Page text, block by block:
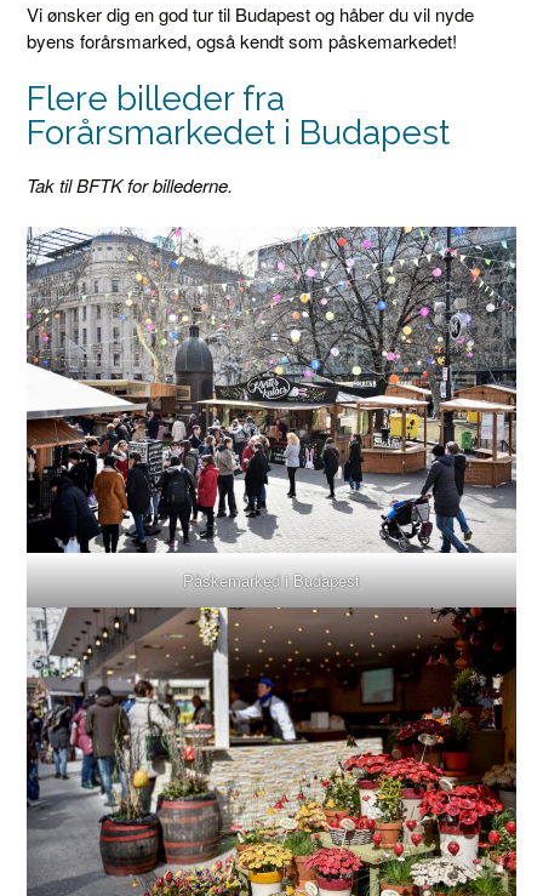
Vi ønsker dig en god tur til Budapest og håber du vil nyde
byens forårsmarked, også kendt som påskemarkedet!
Flere billeder fra
Forårsmarkedet i Budapest
Tak til BFTK for billederne.
Påskemarked i Budapest